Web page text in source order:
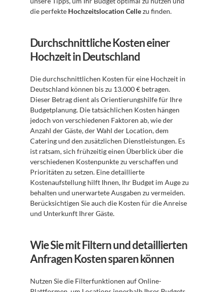
die perfekte Hochzeitslocation Celle zu finden.
Durchschnittliche Kosten einer
Hochzeit in Deutschland
Die durchschnittlichen Kosten für eine Hochzeit in
Deutschland können bis zu 13.000 € betragen.
Dieser Betrag dient als Orientierungshilfe für Ihre
Budgetplanung. Die tatsächlichen Kosten hängen
jedoch von verschiedenen Faktoren ab, wie der
Anzahl der Gäste, der Wahl der Location, dem
Catering und den zusätzlichen Dienstleistungen. Es
ist ratsam, sich frühzeitig einen Überblick über die
verschiedenen Kostenpunkte zu verschaffen und
Prioritäten zu setzen. Eine detaillierte
Kostenaufstellung hilft Ihnen, Ihr Budget im Auge zu
behalten und unerwartete Ausgaben zu vermeiden.
Berücksichtigen Sie auch die Kosten für die Anreise
und Unterkunft Ihrer Gäste.
Wie Sie mit Filtern und detaillierten
Anfragen Kosten sparen können
Nutzen Sie die Filterfunktionen auf Online-